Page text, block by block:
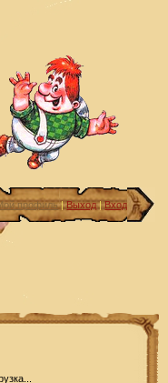
профиль|Выход|Вход